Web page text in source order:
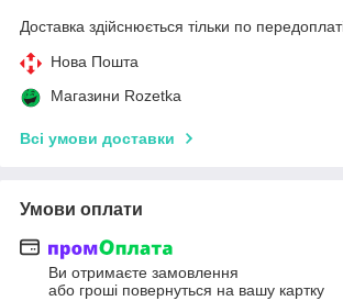
Доставка здійснюється тільки по
Нова Пошта
Магазини Rozetka
Всі умови доставки
Умови оплати
Ви отримаєте замовлення
або гроші повернуться на вашу картку